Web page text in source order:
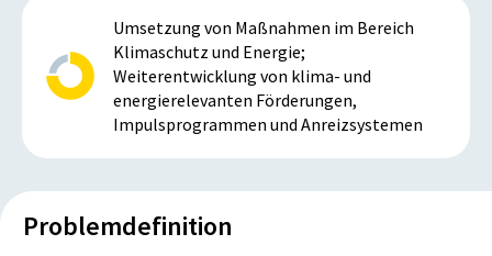
Umsetzung von Maßnahmen im Bereich
Klimaschutz und Energie;
Weiterentwicklung von klima- und
energierelevanten Förderungen,
Impulsprogrammen und Anreizsystemen
Problemdefinition